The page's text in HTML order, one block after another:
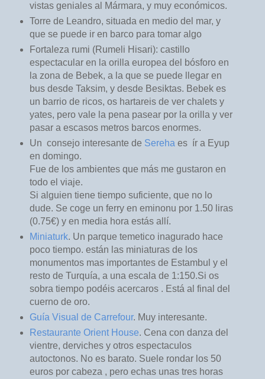
vistas geniales al Mármara, y muy económicos.
Torre de Leandro, situada en medio del mar, y
que se puede ir en barco para tomar algo
Fortaleza rumi (Rumeli Hisari): castillo
espectacular en la orilla europea del bósforo en
la zona de Bebek, a la que se puede llegar en
bus desde Taksim, y desde Besiktas. Bebek es
un barrio de ricos, os hartareis de ver chalets y
yates, pero vale la pena pasear por la orilla y ver
pasar a escasos metros barcos enormes.
Un consejo interesante de Sereha es ír a Eyup
en domingo.
Fue de los ambientes que más me gustaron en
todo el viaje.
Si alguien tiene tiempo suficiente, que no lo
dude. Se coge un ferry en eminonu por 1.50 liras
(0.75€) y en media hora estás allí.
Miniaturk. Un parque temetico inagurado hace
poco tiempo. están las miniaturas de los
monumentos mas importantes de Estambul y el
resto de Turquía, a una escala de 1:150.Si os
sobra tiempo podéis acercaros . Está al final del
cuerno de oro.
Guía Visual de Carrefour. Muy interesante.
Restaurante Orient House. Cena con danza del
vientre, derviches y otros espectaculos
autoctonos. No es barato. Suele rondar los 50
euros por cabeza , pero echas unas tres horas